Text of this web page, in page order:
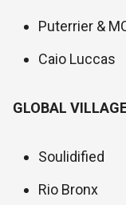
Puterrier &
Caio Luccas
GLOBAL
Soulidified
Rio Bronx